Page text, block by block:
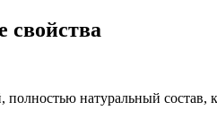
свойства
натуральный состав,